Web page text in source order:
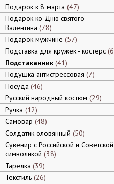
Подарок к 8 марта 47
Подарок ко Дню святого
Валентина 78
Подарок мужчине 57
Подставка для кружек - костерс 6
Подстаканник 41
Подушка антистрессовая 7
Посуда 46
Русский народный костюм 29
Ручка 12
Самовар 48
Солдатик оловянный 50
Сувенир с Российской и Советской
символикой 38
Тарелка 39
Текстиль 26